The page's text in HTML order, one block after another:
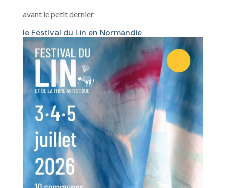
avant le petit dernier
le Festival du Lin en Normandie